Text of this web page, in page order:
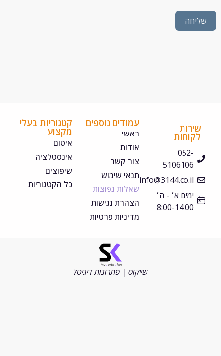
052-
5106106
info@3144.co.il
ימים א׳ - ה׳
8:00-14:00
עמודים נוספים
צור קשר
תנאי שימוש
שאלות נפוצות
הצהרת נגישות
מדיניות פרטיות
קטגוריות בעלי
אינסטלציה
שיפוצים
כל הקטגוריות
שייקוס | פתרונות דיגיטל
שמורות